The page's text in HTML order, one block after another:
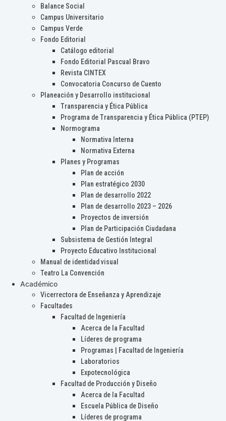
Balance Social
Campus Universitario
Campus Verde
Fondo Editorial
Catálogo editorial
Fondo Editorial Pascual Bravo
Revista CINTEX
Convocatoria Concurso de Cuento
Planeación y Desarrollo institucional
Transparencia y Ética Pública
Programa de Transparencia y Ética Pública (PTEP)
Normograma
Normativa Interna
Normativa Externa
Planes y Programas
Plan de acción
Plan estratégico 2030
Plan de desarrollo 2022
Plan de desarrollo 2023 – 2026
Proyectos de inversión
Plan de Participación Ciudadana
Subsistema de Gestión Integral
Proyecto Educativo Institucional
Manual de identidad visual
Teatro La Convención
Académico
Vicerrectora de Enseñanza y Aprendizaje
Facultades
Facultad de Ingeniería
Acerca de la Facultad
Líderes de programa
Programas | Facultad de Ingeniería
Laboratorios
Expotecnológica
Facultad de Producción y Diseño
Acerca de la Facultad
Escuela Pública de Diseño
Líderes de programa